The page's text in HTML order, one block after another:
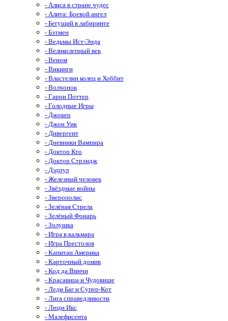
- Алиса в стране чудес
- Алита: Боевой ангел
- Бегущий в лабиринте
- Бэтмен
- Ведьмы Ист-Энда
- Великолепный век
- Веном
- Викинги
- Властелин колец и Хоббит
- Волчонок
- Гарри Поттер
- Голодные Игры
- Джокер
- Джон Уик
- Дивергент
- Дневники Вампира
- Доктор Кто
- Доктор Стрэндж
- Дэдпул
- Железный человек
- Звёздные войны
- Зверополис
- Зелёная Стрела
- Зелёный Фонарь
- Золушка
- Игра в кальмара
- Игра Престолов
- Капитан Америка
- Карточный домик
- Код да Винчи
- Красавица и Чудовище
- Леди Баг и Супер-Кот
- Лига справедливости
- Люди Икс
- Малефисента